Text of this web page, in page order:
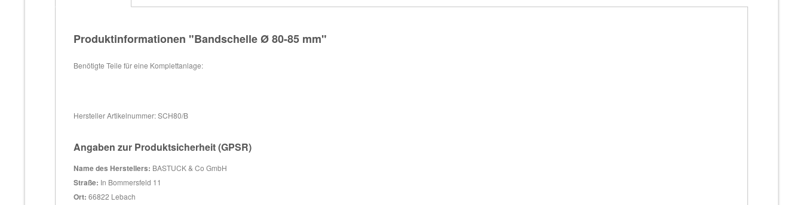
Produktinformationen "Bandschelle Ø 80-85 mm"
Benötigte Teile für eine Komplettanlage:
Hersteller Artikelnummer: SCH80/B
Angaben zur Produktsicherheit (GPSR)
Name des Herstellers: BASTUCK & Co GmbH
Straße: In Bommersfeld 11
Ort: 66822 Lebach